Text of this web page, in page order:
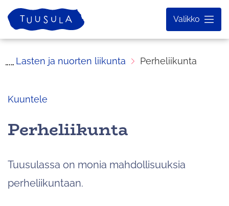
Siirry
sisältöön
Etusivu
Valikko
Lasten ja nuorten liikunta Perheliikunta
Kuuntele
Perheliikunta
Tuusulassa on monia mahdollisuuksia
perheliikuntaan.